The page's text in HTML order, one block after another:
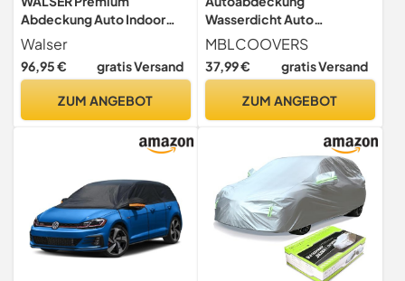
Abdeckung Auto Indoor
Stretch Plus
Qualitätssieger Sehr Gut* -
Autoplane Indoor
Auto Abdeckung Stoff
Walser
96,95 € gratis Versand
ZUM ANGEBOT
Wasserdicht Auto
Abdeckplane,Autohülle
Autoplane Winter &
Sommer für Garage
Regen, Sonne und Staub mit
Limousine 450 Bis 470 cm)
MBLCOOVERS
37,99 € gratis Versand
ZUM ANGEBOT